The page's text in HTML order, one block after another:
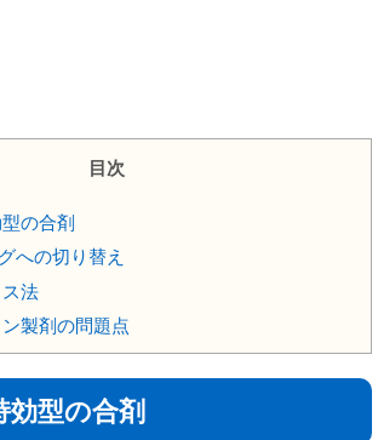
目次
の合剤
への切り替え
法
製剤の問題点
効型の合剤